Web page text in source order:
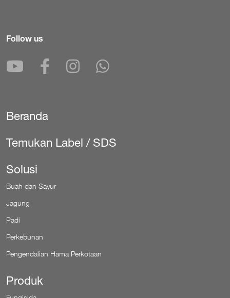
Follow us
Secondary
Beranda
Temukan Label / SDS
Solusi
Buah dan Sayur
Jagung
Padi
Perkebunan
Pengendalian Hama Perkotaan
Produk